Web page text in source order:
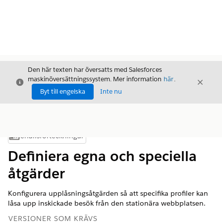
Stäng
Den här texten har översatts med Salesforces
maskinöversättningssystem. Mer information här.
Byt till engelska
Inte nu
Stäng
Visa innehållsförteckning
Innehållsförteckningar
Definiera egna och speciella
åtgärder
Konfigurera upplåsningsåtgärden så att specifika profiler kan
låsa upp inskickade besök från den stationära webbplatsen.
VERSIONER SOM KRÄVS